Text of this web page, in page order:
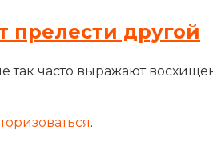
прелести другой
часто выражают
.